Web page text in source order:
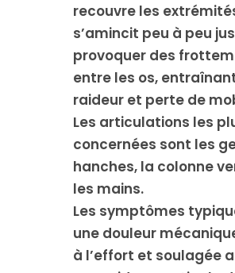
recouvre les
s’amincit peu à peu
provoquer des
entre les os,
raideur et perte de
Les articulations les
concernées sont les
hanches, la colonne
les mains.
Les symptômes
une douleur
à l’effort et soulagée